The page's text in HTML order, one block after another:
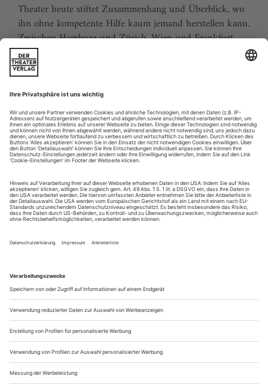
Theater heute stiftet Zusammenhang und Überblick, wo
ihn ohne kompetente Hilfe kaum jemand herstellen kann.
Zwischen Hamburg und Zürich, Wien und Frankfurt,
Jena und Aachen gibt es wie nirgends auf der Welt eine
dichte, vielfältige und produktive Theaterszene. Mit
Theater heute sind Sie jederzeit über die wichtigsten
Ereignisse informiert. Theater heute erscheint 12-mal im
Jahr mit einem Doppelheft im Juli und dem Jahrbuch im
August.
Sie erhalten Zugang zum Online-Archiv von Theater
heute und können sowohl das aktuelle ePaper als auch
das ePaper-Archiv über Ihren Account auf www.der-
theaterverlag.de einsehen. Zugang zur App auf Anfrage.
Das Abonnement hat eine Laufzeit von einem Monat und
verlängert sich jeweils um einen weiteren Monat, sofern
es nicht vom Kunden auf der Seite „Mein Konto/Meine
Bestellungen“ auf www.der-theaterverlag.de gekündigt
in Kraft.
Aus steuerlichen Gründen abweichende Preise für Käufe
außerhalb Deutschlands (Endpreis vor Auslösen der Bestellung
ersichtlich)